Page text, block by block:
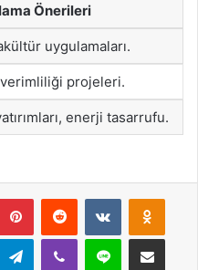
Önerileri
uygulamaları.
projeleri.
enerji tasarrufu.
PinterestReddit VKontakte
TelegramViber Line E-Posta ile